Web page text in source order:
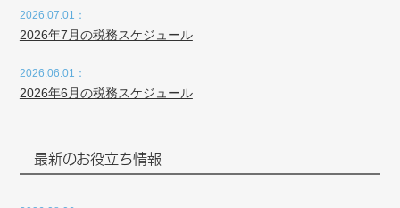
2026.07.01：
2026年7月の税務スケジュール
2026.06.01：
2026年6月の税務スケジュール
最新のお役立ち情報